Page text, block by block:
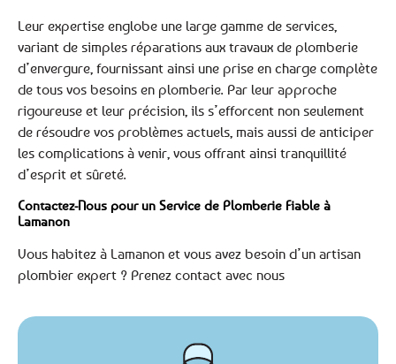
Leur expertise englobe une large gamme de services,
variant de simples réparations aux travaux de plomberie
d’envergure, fournissant ainsi une prise en charge complète
de tous vos besoins en plomberie. Par leur approche
rigoureuse et leur précision, ils s’efforcent non seulement
de résoudre vos problèmes actuels, mais aussi de anticiper
les complications à venir, vous offrant ainsi tranquillité
d’esprit et sûreté.
Contactez-Nous pour un Service de Plomberie Fiable à
Lamanon
Vous habitez à Lamanon et vous avez besoin d’un artisan
plombier expert ? Prenez contact avec nous